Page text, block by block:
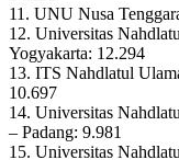
11. UNU Nusa
12. Universitas
Yogyakarta: 12.294
13. ITS Nahdlatul
10.697
14. Universitas
– Padang: 9.981
15. Universitas